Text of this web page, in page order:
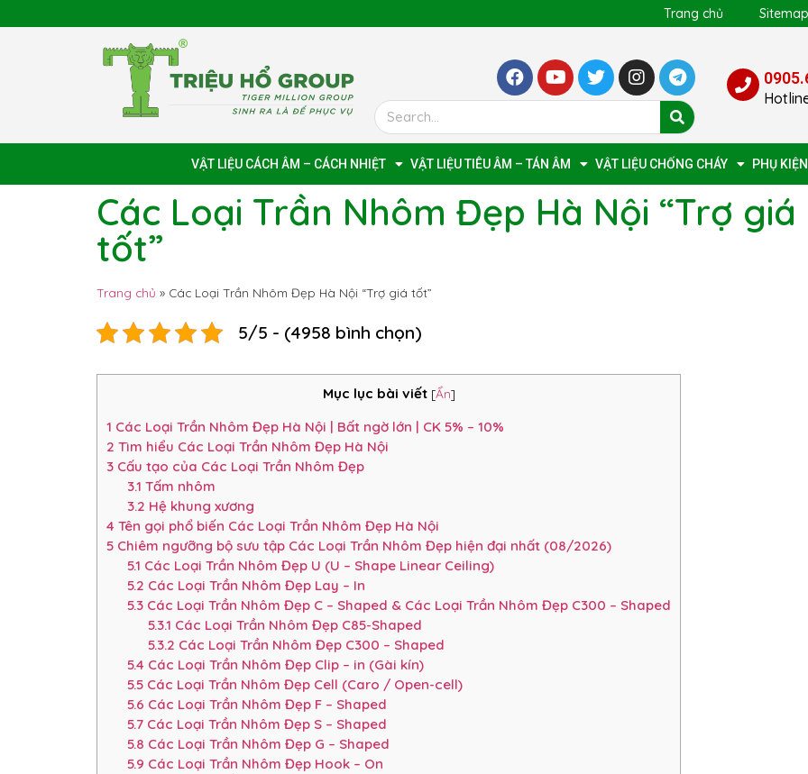
Trang chủ Sitemap
VẬT LIỆU CÁCH ÂM – CÁCH NHIỆT VẬT LIỆU TIÊU ÂM – TÁN ÂM VẬT LIỆU CHỐNG CHÁY PHỤ
Các Loại Trần Nhôm Đẹp Hà Nội “Trợ giá
tốt”
Trang chủ » Các Loại Trần Nhôm Đẹp Hà Nội “Trợ giá tốt”
5/5 - (4958 bình chọn)
Mục lục bài viết [Ẩn]
1 Các Loại Trần Nhôm Đẹp Hà Nội | Bất ngờ lớn | CK 5% – 10%
2 Tìm hiểu Các Loại Trần Nhôm Đẹp Hà Nội
3 Cấu tạo của Các Loại Trần Nhôm Đẹp
3.1 Tấm nhôm
3.2 Hệ khung xương
4 Tên gọi phổ biến Các Loại Trần Nhôm Đẹp Hà Nội
5 Chiêm ngưỡng bộ sưu tập Các Loại Trần Nhôm Đẹp hiện đại nhất (08/2026)
5.1 Các Loại Trần Nhôm Đẹp U (U – Shape Linear Ceiling)
5.2 Các Loại Trần Nhôm Đẹp Lay – In
5.3Các Loại Trần Nhôm Đẹp C – Shaped & Các Loại Trần Nhôm Đẹp C300 – Shaped
5.3.1 Các Loại Trần Nhôm Đẹp C85-Shaped
5.3.2 Các Loại Trần Nhôm Đẹp C300 – Shaped
5.4 Các Loại Trần Nhôm Đẹp Clip – in (Gài kín)
5.5Các Loại Trần Nhôm Đẹp Cell (Caro / Open-cell)
5.6 Các Loại Trần Nhôm Đẹp F – Shaped
5.7Các Loại Trần Nhôm Đẹp S – Shaped
5.8 Các Loại Trần Nhôm Đẹp G – Shaped
5.9 Các Loại Trần Nhôm Đẹp Hook – On